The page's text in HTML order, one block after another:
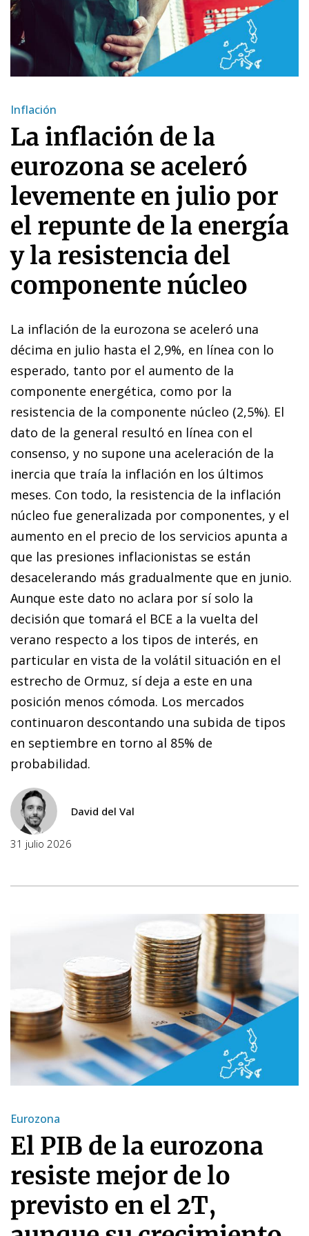
Inflación
La inflación de la
eurozona se aceleró
levemente en julio por
el repunte de la energía
y la resistencia del
componente núcleo
La inflación de la eurozona se aceleró una
décima en julio hasta el 2,9%, en línea con lo
esperado, tanto por el aumento de la
componente energética, como por la
resistencia de la componente núcleo (2,5%). El
dato de la general resultó en línea con el
consenso, y no supone una aceleración de la
inercia que traía la inflación en los últimos
meses. Con todo, la resistencia de la inflación
núcleo fue generalizada por componentes, y el
aumento en el precio de los servicios apunta a
que las presiones inflacionistas se están
desacelerando más gradualmente que en junio.
Aunque este dato no aclara por sí solo la
decisión que tomará el BCE a la vuelta del
verano respecto a los tipos de interés, en
particular en vista de la volátil situación en el
estrecho de Ormuz, sí deja a este en una
posición menos cómoda. Los mercados
continuaron descontando una subida de tipos
en septiembre en torno al 85% de
probabilidad.
David del Val
31 julio 2026
Eurozona
El PIB de la eurozona
resiste mejor de lo
previsto en el 2T,